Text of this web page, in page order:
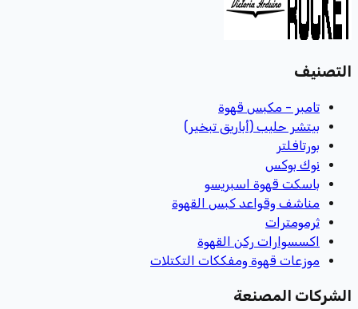
التصنيف
تامبر - مكبس قهوة
بيتشر حليب (أباريق تبخير)
بورتافلتر
نوك بوكس
باسكت قهوة اسبريسو
مناشف وقواعد كبس القهوة
ثرمومترات
اكسسوارات ركن القهوة
موزعات قهوة ومفككات التكتلات
الشركات المصنعة